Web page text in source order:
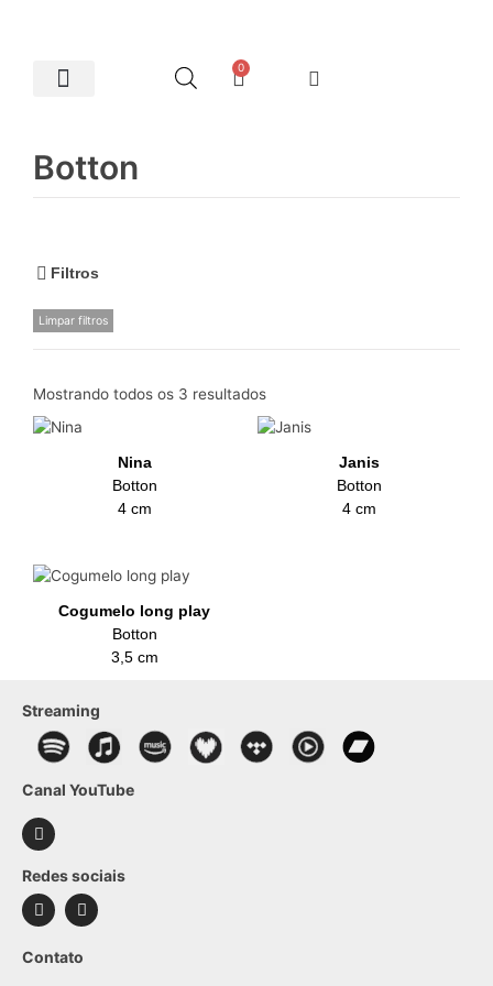
0
Botton
Filtros
Limpar filtros
Mostrando todos os 3 resultados
Nina
Botton
4 cm
Janis
Botton
4 cm
Cogumelo long play
Botton
3,5 cm
Streaming
Canal YouTube
Redes sociais
Contato